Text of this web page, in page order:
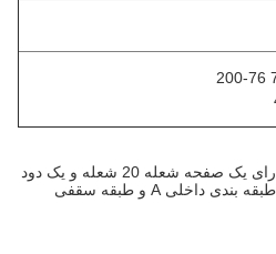
از آنجا که نمونه آزمایش شده دارای یک صفحه شعله 20 شعله و یک دود
نیاز به طبقه بندی داخلی A و طبقه سقفی